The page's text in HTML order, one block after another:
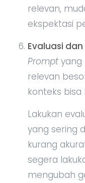
relevan,
ekspektasi
Evaluasi
Prompt yang
relevan
konteks
Lakukan
yang sering
kurang
segera
mengubah